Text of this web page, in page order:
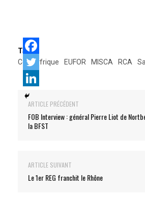
Tags:
Centarfrique
EUFOR MISCA RCA
ARTICLE PRÉCÉDENT
FOB Interview : général Pierre Liot de
la BFST
ARTICLE SUIVANT
Le 1er REG franchit le Rhône